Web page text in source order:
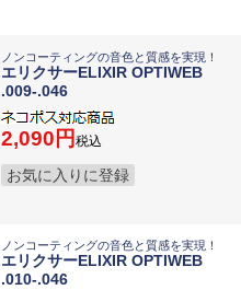
ノンコーティングの音色と質感を実現！
エリクサーELIXIR OPTIWEB
.009-.046
2,090 税込
お気に入りに登録
ノンコーティングの音色と質感を実現！
エリクサーELIXIR OPTIWEB
.010-.046